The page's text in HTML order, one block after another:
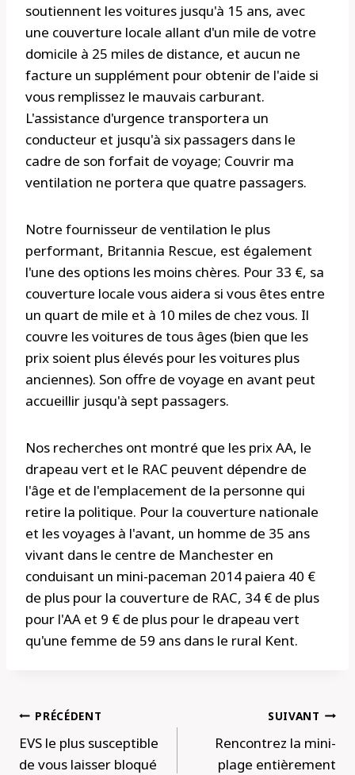
soutiennent les voitures jusqu'à 15 ans, avec
une couverture locale allant d'un mile de votre
domicile à 25 miles de distance, et aucun ne
facture un supplément pour obtenir de l'aide si
vous remplissez le mauvais carburant.
L'assistance d'urgence transportera un
conducteur et jusqu'à six passagers dans le
cadre de son forfait de voyage; Couvrir ma
ventilation ne portera que quatre passagers.
Notre fournisseur de ventilation le plus
performant, Britannia Rescue, est également
l'une des options les moins chères. Pour 33 €, sa
couverture locale vous aidera si vous êtes entre
un quart de mile et à 10 miles de chez vous. Il
couvre les voitures de tous âges (bien que les
prix soient plus élevés pour les voitures plus
anciennes). Son offre de voyage en avant peut
accueillir jusqu'à sept passagers.
Nos recherches ont montré que les prix AA, le
drapeau vert et le RAC peuvent dépendre de
l'âge et de l'emplacement de la personne qui
retire la politique. Pour la couverture nationale
et les voyages à l'avant, un homme de 35 ans
vivant dans le centre de Manchester en
conduisant un mini-paceman 2014 paiera 40 €
de plus pour la couverture de RAC, 34 € de plus
pour l'AA et 9 € de plus pour le drapeau vert
qu'une femme de 59 ans dans le rural Kent.
Navigation
de
l’article
PRÉCÉDENT
EVS le plus susceptible
de vous laisser bloqué
SUIVANT
Rencontrez la mini-
plage entièrement